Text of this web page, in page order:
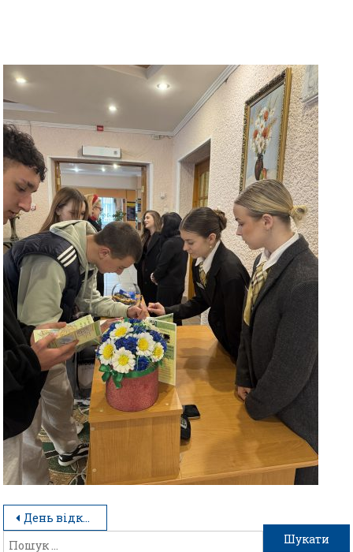
День відкритих дверей , що об’єднав усіх